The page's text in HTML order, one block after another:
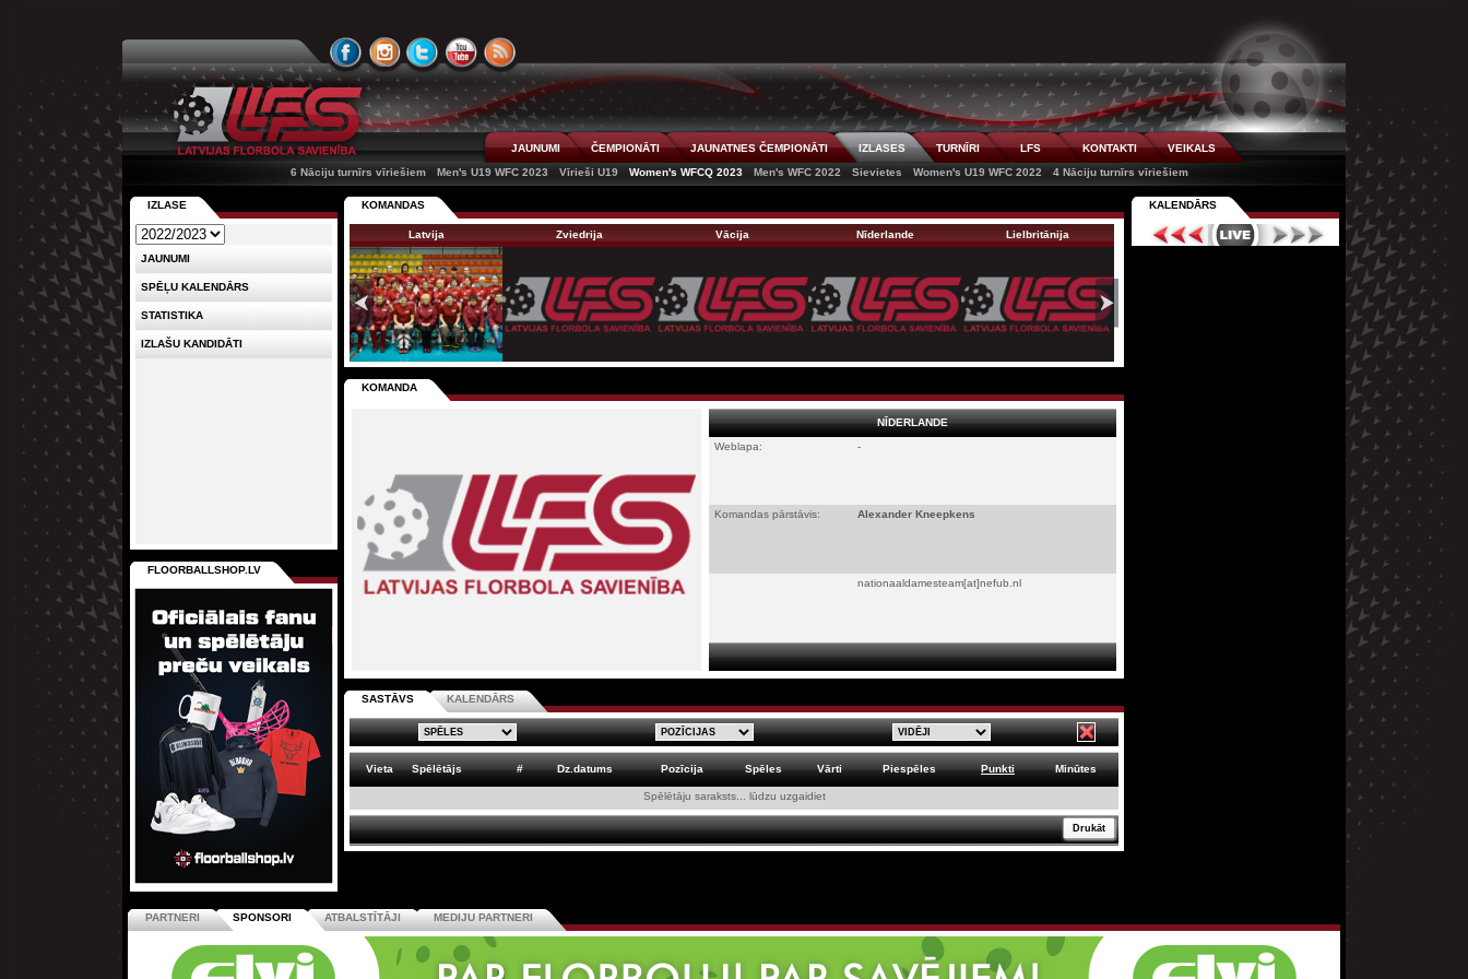
JAUNUMI ČEMPIONĀTI JAUNATNES ČEMPIONĀTI IZLASES TURNĪRI LFS KONTAKTI
VEIKALS
6 Nāciju turnīrs vīriešiem
Men's U19 WFC 2023 Vīrieši U19 Women's WFCQ 2023 Men's WFC 2022 Sievietes Women's U19 WFC 2022 4 Nāciju turnīrs vīriešiem
KOMANDAS
Latvija Zviedrija Vācija Nīderlande Lielbritānija
KOMANDA
NĪDERLANDE
Weblapa:
-
Komandas pārstāvis: Alexander Kneepkens
nationaaldamesteam[at]nefub.nl
SASTĀVS KALENDĀRS
Vieta Spēlētājs # Dz.datums Pozīcija Spēles Vārti Piespēles Punkti Minūtes
Spēlētāju saraksts... lūdzu uzgaidiet
Drukāt
IZLASE
JAUNUMI
SPĒĻU KALENDĀRS
STATISTIKA
IZLAŠU KANDIDĀTI
FLOORBALLSHOP.LV
KALENDĀRS
PARTNERI SPONSORI ATBALSTĪTĀJI MEDIJU PARTNERI